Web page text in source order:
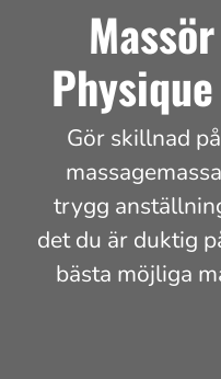
Gör skillnad
trygg
det du är duktig
bästa möjliga